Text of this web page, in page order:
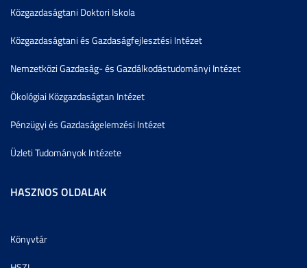
Közgazdaságtani Doktori Iskola
Közgazdaságtani és Gazdaságfejlesztési Intézet
Nemzetközi Gazdaság- és Gazdálkodástudományi Intézet
Ökológiai Közgazdaságtan Intézet
Pénzügyi és Gazdaságelemzési Intézet
Üzleti Tudományok Intézete
HASZNOS OLDALAK
Könyvtár